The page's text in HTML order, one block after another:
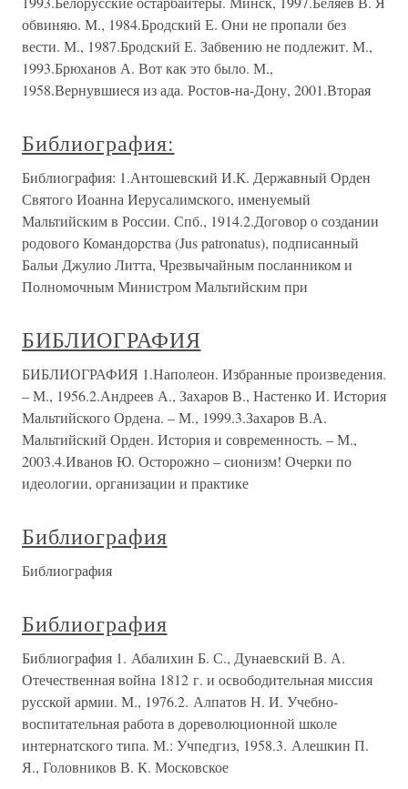
обвиняю. М., 1984.Бродский Е. Они не пропали без
вести. М., 1987.Бродский Е. Забвению не подлежит. М.,
1993.Брюханов А. Вот как это было. М.,
1958.Вернувшиеся из ада. Ростов-на-Дону, 2001.Вторая
Библиография:
Библиография: 1.Антошевский И.К. Державный Орден
Святого Иоанна Иерусалимского, именуемый
Мальтийским в России. Спб., 1914.2.Договор о создании
родового Командорства (Jus patronatus), подписанный
Бальи Джулио Литта, Чрезвычайным посланником и
Полномочным Министром Мальтийским при
БИБЛИОГРАФИЯ
БИБЛИОГРАФИЯ 1.Наполеон. Избранные произведения.
– М., 1956.2.Андреев А., Захаров В., Настенко И. История
Мальтийского Ордена. – М., 1999.3.Захаров В.А.
Мальтийский Орден. История и современность. – М.,
2003.4.Иванов Ю. Осторожно – сионизм! Очерки по
идеологии, организации и практике
Библиография
Библиография
Библиография
Библиография 1. Абалихин Б. С., Дунаевский В. А.
Отечественная война 1812 г. и освободительная миссия
русской армии. М., 1976.2. Алпатов Н. И. Учебно-
воспитательная работа в дореволюционной школе
интернатского типа. М.: Учпедгиз, 1958.3. Алешкин П.
Я., Головников В. К. Московское